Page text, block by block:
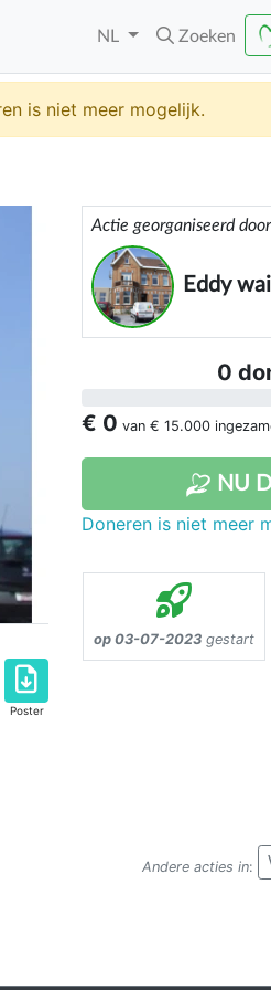
NL Zoeken
is niet meer mogelijk.
Poster
Actie georganiseerd
Eddy
0
€ 0 van € 15.000
NU
Doneren is niet meer
op 03-07-2023 gestart
Andere acties in: